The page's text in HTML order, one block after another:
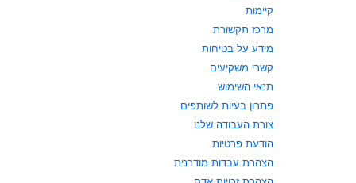
קיימות
מרכז תקשורת
מידע על בטיחות
קשרי משקיעים
תנאי השימוש
פתרון בעיות לשותפים
צורת העבודה שלנו
הודעת פרטיות
הצהרת עבדות מודרנית